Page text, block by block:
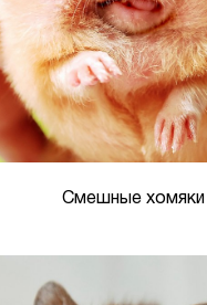
Смешные хомяки